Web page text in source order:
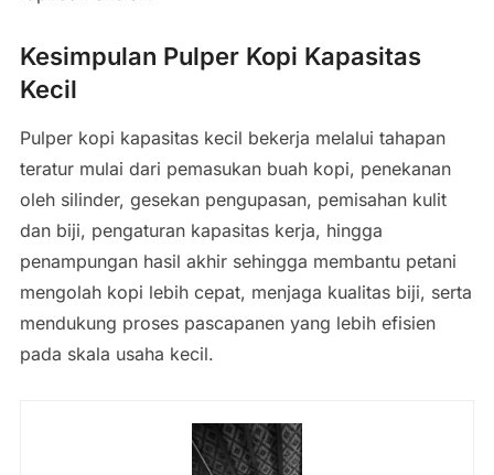
Kesimpulan Pulper Kopi Kapasitas
Kecil
Pulper kopi kapasitas kecil bekerja melalui tahapan
teratur mulai dari pemasukan buah kopi, penekanan
oleh silinder, gesekan pengupasan, pemisahan kulit
dan biji, pengaturan kapasitas kerja, hingga
penampungan hasil akhir sehingga membantu petani
mengolah kopi lebih cepat, menjaga kualitas biji, serta
mendukung proses pascapanen yang lebih efisien
pada skala usaha kecil.